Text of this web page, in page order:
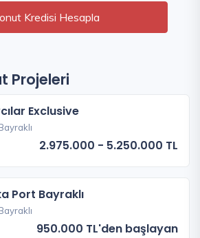
Kredisi Hesapla
Projeleri
Exclusive
2.975.000 - 5.250.000 TL
Port Bayraklı
950.000 TL'den başlayan